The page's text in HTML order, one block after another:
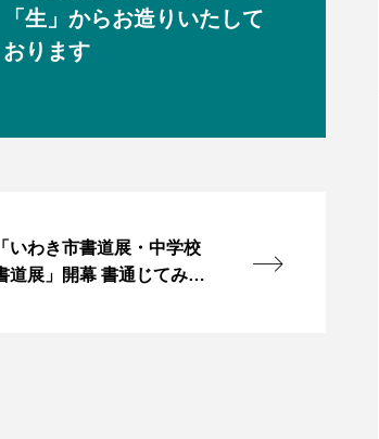
「生」からお造りいたして
おります
「いわき市書道展・中学校
道展」開幕 書通じてみん